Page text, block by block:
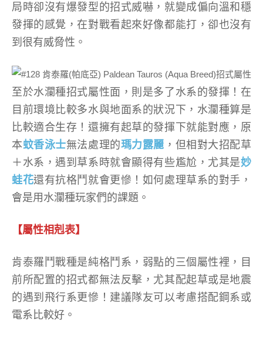
局時卻沒有爆發型的招式威嚇，就變成偏向溫和穩
發揮的感覺，在對戰看起來好像都能打，卻也沒有
到很有威脅性。
至於水瀾種招式屬性面，則是多了水系的發揮！在
目前環境比較多水與地面系的狀況下，水瀾種算是
比較適合生存！還擁有起草的發揮下就能對應，原
本蚊香泳士無法處理的瑪力露麗 ，但相對大招配草
＋水系，遇到草系時就會顯得有些尷尬，尤其是妙
蛙花還有抗格鬥就會更慘！如何處理草系的對手，
會是用水瀾種玩家們的課題。
【屬性相剋表】
肯泰羅鬥戰種是純格鬥系，弱點的三個屬性裡，目
前所配置的招式都無法反擊，尤其配起草或是地震
的遇到飛行系更慘！建議隊友可以考慮搭配鋼系或
電系比較好。